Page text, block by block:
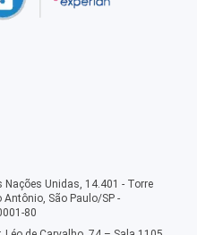
Nações Unidas, 14.401 - Torre
Antônio, São Paulo/SP -
80